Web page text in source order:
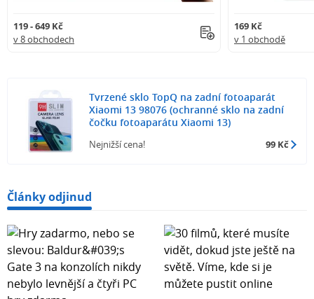
119 - 649 Kč
v 8 obchodech
169 Kč
v 1 obchodě
Tvrzené sklo TopQ na zadní fotoaparát
Xiaomi 13 98076 (ochranné sklo na zadní
čočku fotoaparátu Xiaomi 13)
Nejnižší cena! 99 Kč
Články odjinud